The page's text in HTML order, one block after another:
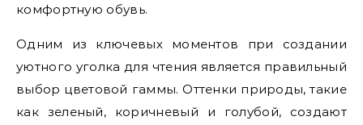
комфортную обувь.
Одним из ключевых моментов при создании
уютного уголка для чтения является правильный
выбор цветовой гаммы. Оттенки природы, такие
как зеленый, коричневый и голубой, создают